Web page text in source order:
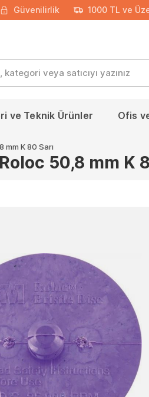
Güvenilirlik 1000 TL ve
ve Teknik Ürünler Ofis
mm K 80 Sarı
50,8 mm K